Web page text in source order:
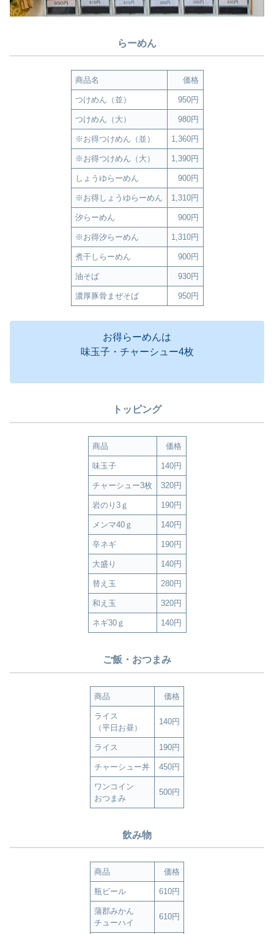
らーめん
商品名 価格
つけめん（並） 950円
つけめん（大） 980円
※お得つけめん（並） 1,360円
※お得つけめん（大） 1,390円
しょうゆらーめん 900円
※お得しょうゆらーめん 1,310円
汐らーめん 900円
※お得汐らーめん 1,310円
煮干しらーめん 900円
油そば 930円
濃厚豚骨まぜそば 950円
お得らーめんは
味玉子・チャーシュー4枚
トッピング
商品 価格
味玉子 140円
チャーシュー3枚 320円
岩のり3ｇ 190円
メンマ40ｇ 140円
辛ネギ 190円
大盛り 140円
替え玉 280円
和え玉 320円
ネギ30ｇ 140円
ご飯・おつまみ
商品 価格
ライス
（平日お昼）
140円
ライス 190円
チャーシュー丼 450円
ワンコイン
おつまみ
500円
飲み物
商品 価格
瓶ビール 610円
蒲郡みかん
チューハイ
610円